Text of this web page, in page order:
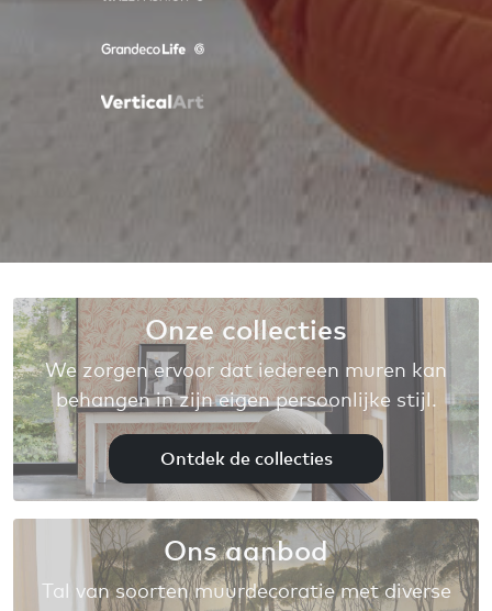
Onze collecties
We zorgen ervoor dat iedereen muren kan
behangen in zijn eigen persoonlijke stijl.
Ontdek de collecties
Ons aanbod
Tal van soorten muurdecoratie met diverse